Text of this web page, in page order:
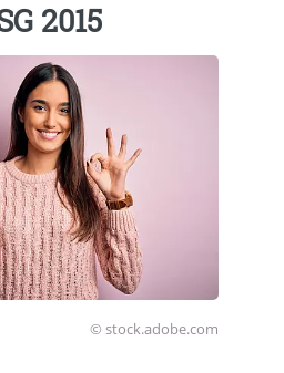
2015
© stock.adobe.com